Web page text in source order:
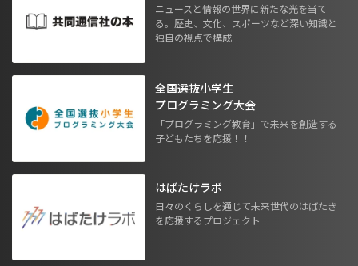
ニュースと情報の世界に新たな光を当て
る。歴史、文化、スポーツなど深い知識と
独自の視点で構成
全国選抜小学生
プログラミング大会
「プログラミング教育」で未来を創造する
子どもたちを応援！！
はばたけラボ
日々のくらしを通じて未来世代のはばたき
を応援するプロジェクト